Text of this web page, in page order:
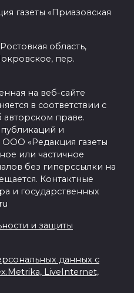
газеты «Приазовская
область,
пер.
на веб-сайте
в соответствии с
авторском праве.
и
ООО «Редакция газеты
или частичное
без гиперссылки на
Контактные
и государственных
и защиты
данных с
LiveInternet,